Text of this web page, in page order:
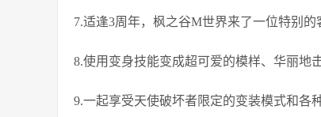
7.适逢3周年，枫之谷M世界来了一位特别的
8.使用变身技能变成超可爱的模样、华丽地
9.一起享受天使破坏者限定的变装模式和各